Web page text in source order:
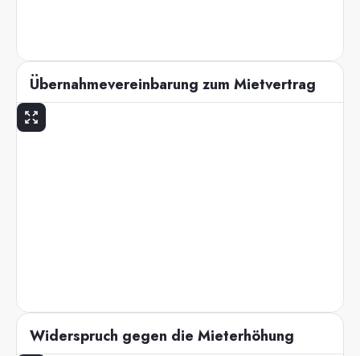
Übernahmevereinbarung zum Mietvertrag
Widerspruch gegen die Mieterhöhung